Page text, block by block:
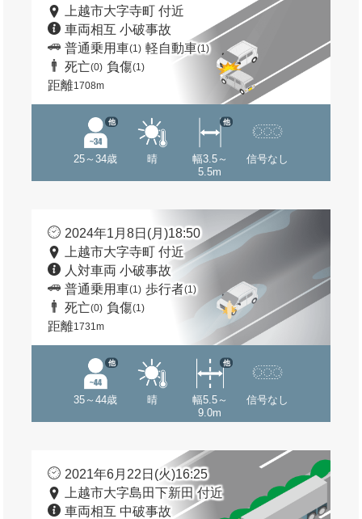
上越市大字寺町 付近
車両相互 小破事故
普通乗用車(1) 軽自動車(1)
死亡(0) 負傷(1)
距離1708m
25～34歳
他
晴
幅3.5～
5.5m
他
信号なし
2024年1月8日(月)18:50
上越市大字寺町 付近
人対車両 小破事故
普通乗用車(1) 歩行者(1)
死亡(0) 負傷(1)
距離1731m
35～44歳
他
晴
幅5.5～
9.0m
他
信号なし
2021年6月22日(火)16:25
上越市大字島田下新田 付近
車両相互 中破事故